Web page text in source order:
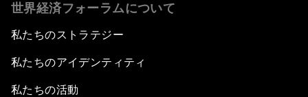
世界経済フォーラムについて
私たちのストラテジー
私たちのアイデンティティ
私たちの活動